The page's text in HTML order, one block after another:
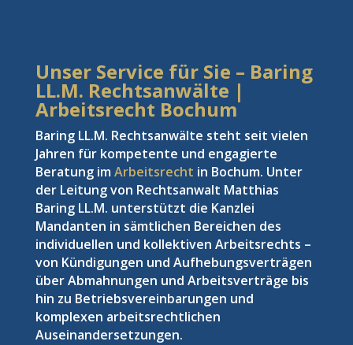
Unser Service für Sie – Baring
LL.M. Rechtsanwälte |
Arbeitsrecht Bochum
Baring LL.M. Rechtsanwälte steht seit vielen
Jahren für kompetente und engagierte
Beratung imArbeitsrecht in Bochum. Unter
der Leitung von Rechtsanwalt Matthias
Baring LL.M. unterstützt die Kanzlei
Mandanten in sämtlichen Bereichen des
individuellen und kollektiven Arbeitsrechts –
von Kündigungen und Aufhebungsverträgen
über Abmahnungen und Arbeitsverträge bis
hin zu Betriebsvereinbarungen und
komplexen arbeitsrechtlichen
Auseinandersetzungen.